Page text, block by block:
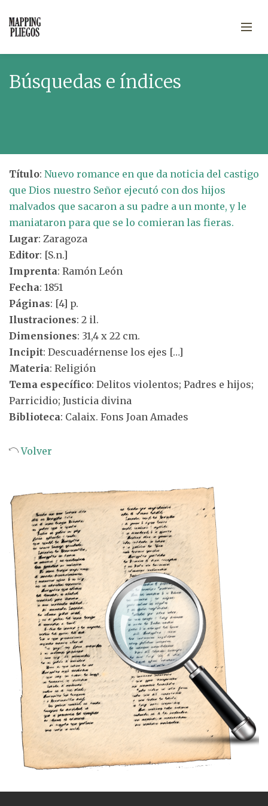
Búsquedas e índices
Título: Nuevo romance en que da noticia del castigo
que Dios nuestro Señor ejecutó con dos hijos
malvados que sacaron a su padre a un monte, y le
maniataron para que se lo comieran las fieras.
Lugar: Zaragoza
Editor: [S.n.]
Imprenta: Ramón León
Fecha: 1851
Páginas: [4] p.
Ilustraciones: 2 il.
Dimensiones: 31,4 x 22 cm.
Incipit: Descuadérnense los ejes […]
Materia: Religión
Tema específico: Delitos violentos; Padres e hijos;
Parricidio; Justicia divina
Biblioteca: Calaix. Fons Joan Amades
Volver